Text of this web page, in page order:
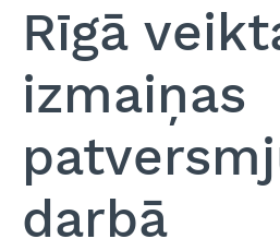
Rīgā
izmaiņas
darbā